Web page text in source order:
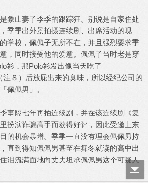
山妻子季季的跟踪狂。别说是自家住处
季季出外景拍摄连续剧、出席活动的现
学校，佩佩子无所不在，并且强烈要求季
，同时接受他的爱意。佩佩子当时老是穿
衫，那Polo衫发出像当天吃了
注８）后放屁出来的臭味，所以经纪公司的
佩佩男」。
隔七年再拍连续剧，并在该连续剧《复
扮演诈骗高手而获得好评，因此受邀上东
的机会暴增。季季一直没有理会佩佩男持
直到得知佩佩男甚至在舞冬就读的高中出
泪流满面地向丈夫坦承佩佩男这个可疑人